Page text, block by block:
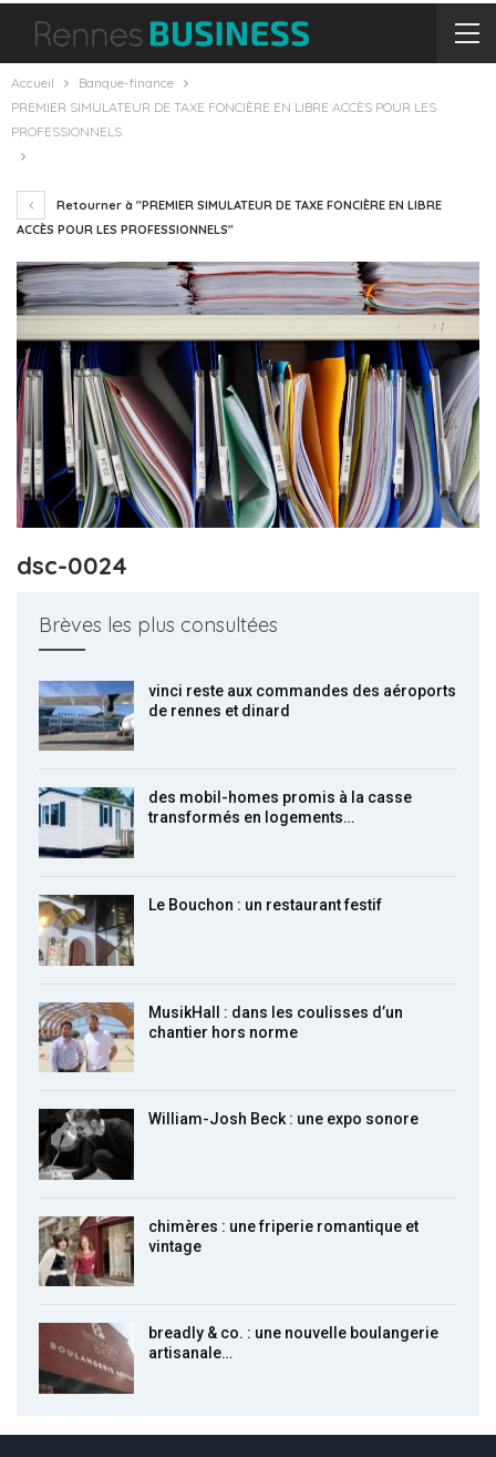
Accueil
Banque-finance
PREMIER SIMULATEUR DE TAXE FONCIÈRE EN LIBRE ACCÈS POUR LES
PROFESSIONNELS
Retourner à "PREMIER SIMULATEUR DE TAXE FONCIÈRE EN LIBRE
ACCÈS POUR LES PROFESSIONNELS"
dsc-0024
Brèves les plus consultées
vinci reste aux commandes des aéroports
de rennes et dinard
des mobil-homes promis à la casse
transformés en logements…
Le Bouchon : un restaurant festif
MusikHall : dans les coulisses d’un
chantier hors norme
William-Josh Beck : une expo sonore
chimères : une friperie romantique et
vintage
breadly & co. : une nouvelle boulangerie
artisanale…